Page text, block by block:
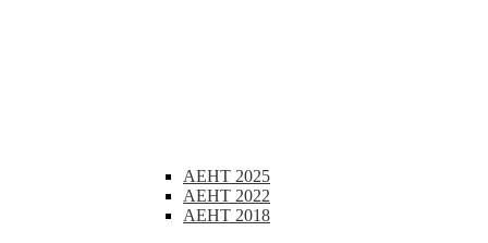
AEHT 2025
AEHT 2022
AEHT 2018